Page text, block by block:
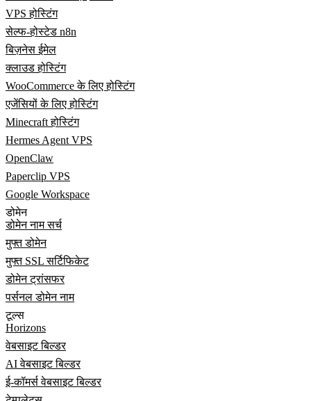
VPS होस्टिंग
सेल्फ-होस्टेड n8n
बिज़नेस ईमेल
क्लाउड होस्टिंग
WooCommerce के लिए होस्टिंग
एजेंसियों के लिए होस्टिंग
Minecraft होस्टिंग
Hermes Agent VPS
OpenClaw
Paperclip VPS
Google Workspace
डोमेन
डोमेन नाम सर्च
मुफ्त डोमेन
मुफ्त SSL सर्टिफिकेट
डोमेन ट्रांसफर
पर्सनल डोमेन नाम
टूल्स
Horizons
वेबसाइट बिल्डर
AI वेबसाइट बिल्डर
ई-कॉमर्स वेबसाइट बिल्डर